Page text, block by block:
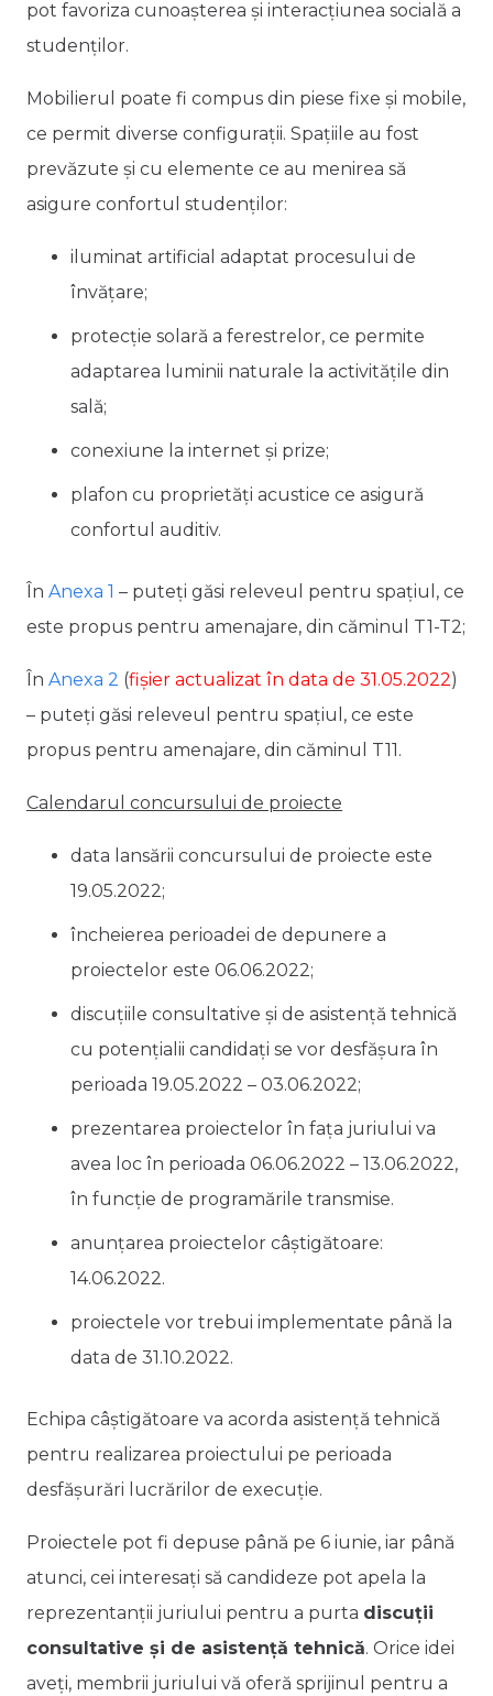
pot favoriza cunoașterea și interacțiunea socială a
studenților.
Mobilierul poate fi compus din piese fixe și mobile,
ce permit diverse configurații. Spațiile au fost
prevăzute și cu elemente ce au menirea să
asigure confortul studenților:
iluminat artificial adaptat procesului de
învățare;
protecție solară a ferestrelor, ce permite
adaptarea luminii naturale la activitățile din
sală;
conexiune la internet și prize;
plafon cu proprietăți acustice ce asigură
confortul auditiv.
În Anexa 1 – puteți găsi releveul pentru spațiul, ce
este propus pentru amenajare, din căminul T1-T2;
În Anexa 2 (fișier actualizat în data de 31.05.2022)
– puteți găsi releveul pentru spațiul, ce este
propus pentru amenajare, din căminul T11.
Calendarul concursului de proiecte
data lansării concursului de proiecte este
19.05.2022;
încheierea perioadei de depunere a
proiectelor este 06.06.2022;
discuțiile consultative și de asistență tehnică
cu potențialii candidați se vor desfășura în
perioada 19.05.2022 – 03.06.2022;
prezentarea proiectelor în fața juriului va
avea loc în perioada 06.06.2022 – 13.06.2022,
în funcție de programările transmise.
anunțarea proiectelor câștigătoare:
14.06.2022.
proiectele vor trebui implementate până la
data de 31.10.2022.
Echipa câștigătoare va acorda asistență tehnică
pentru realizarea proiectului pe perioada
desfășurări lucrărilor de execuție.
Proiectele pot fi depuse până pe 6 iunie, iar până
atunci, cei interesați să candideze pot apela la
reprezentanții juriului pentru a purta discuții
consultative și de asistență tehnică. Orice idei
aveți, membrii juriului vă oferă sprijinul pentru a